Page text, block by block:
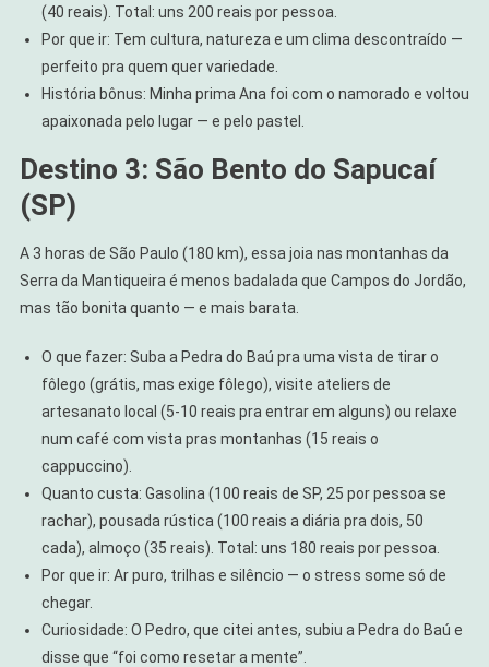
(40 reais). Total: uns 200 reais por pessoa.
Por que ir: Tem cultura, natureza e um clima descontraído —
perfeito pra quem quer variedade.
História bônus: Minha prima Ana foi com o namorado e voltou
apaixonada pelo lugar — e pelo pastel.
Destino 3: São Bento do Sapucaí
(SP)
A 3 horas de São Paulo (180 km), essa joia nas montanhas da
Serra da Mantiqueira é menos badalada que Campos do Jordão,
mas tão bonita quanto — e mais barata.
O que fazer: Suba a Pedra do Baú pra uma vista de tirar o
fôlego (grátis, mas exige fôlego), visite ateliers de
artesanato local (5-10 reais pra entrar em alguns) ou relaxe
num café com vista pras montanhas (15 reais o
cappuccino).
Quanto custa: Gasolina (100 reais de SP, 25 por pessoa se
rachar), pousada rústica (100 reais a diária pra dois, 50
cada), almoço (35 reais). Total: uns 180 reais por pessoa.
Por que ir: Ar puro, trilhas e silêncio — o stress some só de
chegar.
Curiosidade: O Pedro, que citei antes, subiu a Pedra do Baú e
disse que “foi como resetar a mente”.